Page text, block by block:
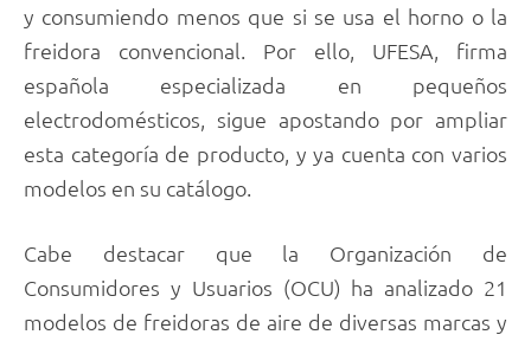
y consumiendo menos que si se usa el horno o la
freidora convencional. Por ello, UFESA, firma
española especializada en pequeños
electrodomésticos, sigue apostando por ampliar
esta categoría de producto, y ya cuenta con varios
modelos en su catálogo.
Cabe destacar que la Organización de
Consumidores y Usuarios (OCU) ha analizado 21
modelos de freidoras de aire de diversas marcas y